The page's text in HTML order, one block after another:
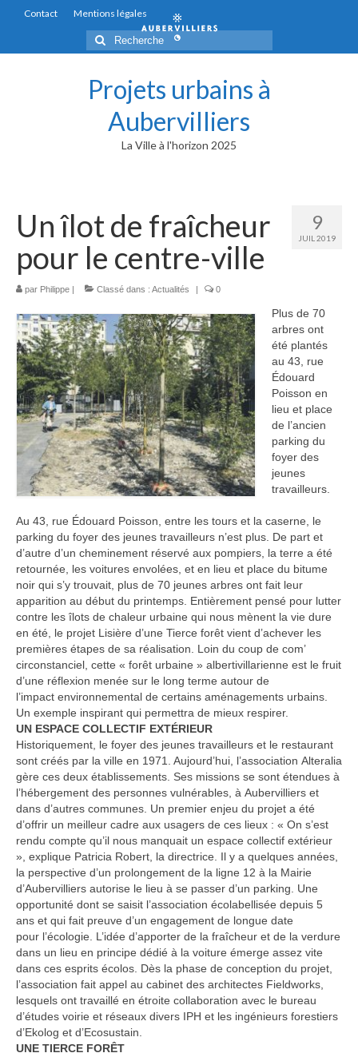
Contact Mentions légales
Rechercher
:
Projets urbains à
Aubervilliers
La Ville à l'horizon 2025
9
JUIL 2019
Un îlot de fraîcheur
pour le centre-ville
par Philippe | Classé dans : Actualités | 0
Plus de 70
arbres ont
été plantés
au 43, rue
Édouard
Poisson en
lieu et place
de l’ancien
parking du
foyer des
jeunes
travailleurs.
Au 43, rue Édouard Poisson, entre les tours et la caserne, le
parking du foyer des jeunes travailleurs n’est plus. De part et
d’autre d’un cheminement réservé aux pompiers, la terre a été
retournée, les voitures envolées, et en lieu et place du bitume
noir qui s’y trouvait, plus de 70 jeunes arbres ont fait leur
apparition au début du printemps. Entièrement pensé pour lutter
contre les îlots de chaleur urbaine qui nous mènent la vie dure
en été, le projet Lisière d’une Tierce forêt vient d’achever les
premières étapes de sa réalisation. Loin du coup de com’
circonstanciel, cette « forêt urbaine » albertivillarienne est le fruit
d’une réflexion menée sur le long terme autour de
l’impact environnemental de certains aménagements urbains.
Un exemple inspirant qui permettra de mieux respirer.
UN ESPACE COLLECTIF EXTÉRIEUR
Historiquement, le foyer des jeunes travailleurs et le restaurant
sont créés par la ville en 1971. Aujourd’hui, l’association Alteralia
gère ces deux établissements. Ses missions se sont étendues à
l’hébergement des personnes vulnérables, à Aubervilliers et
dans d’autres communes. Un premier enjeu du projet a été
d’offrir un meilleur cadre aux usagers de ces lieux : « On s’est
rendu compte qu’il nous manquait un espace collectif extérieur
», explique Patricia Robert, la directrice. Il y a quelques années,
la perspective d’un prolongement de la ligne 12 à la Mairie
d’Aubervilliers autorise le lieu à se passer d’un parking. Une
opportunité dont se saisit l’association écolabellisée depuis 5
ans et qui fait preuve d’un engagement de longue date
pour l’écologie. L’idée d’apporter de la fraîcheur et de la verdure
dans un lieu en principe dédié à la voiture émerge assez vite
dans ces esprits écolos. Dès la phase de conception du projet,
l’association fait appel au cabinet des architectes Fieldworks,
lesquels ont travaillé en étroite collaboration avec le bureau
d’études voirie et réseaux divers IPH et les ingénieurs forestiers
d’Ekolog et d’Ecosustain.
UNE TIERCE FORÊT